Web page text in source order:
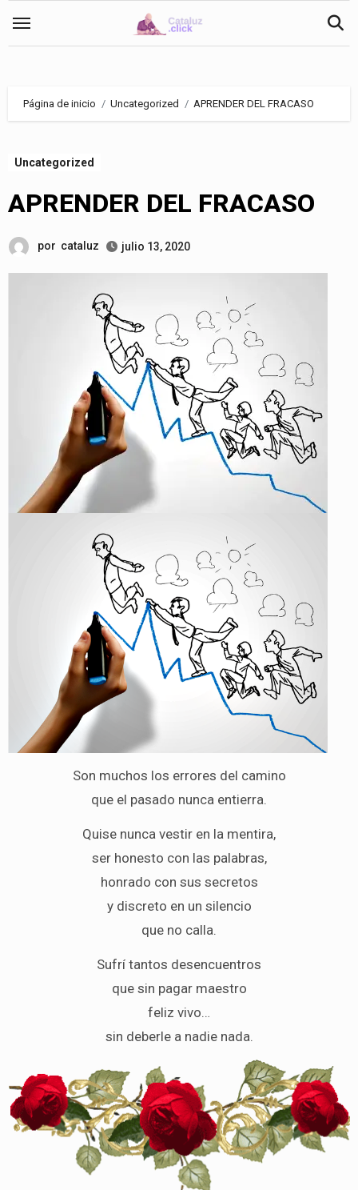
Página de inicio Uncategorized APRENDER DEL FRACASO
Uncategorized
APRENDER DEL FRACASO
por cataluz julio 13, 2020
Son muchos los errores del camino
que el pasado nunca entierra.
Quise nunca vestir en la mentira,
ser honesto con las palabras,
honrado con sus secretos
y discreto en un silencio
que no calla.
Sufrí tantos desencuentros
que sin pagar maestro
feliz vivo…
sin deberle a nadie nada.